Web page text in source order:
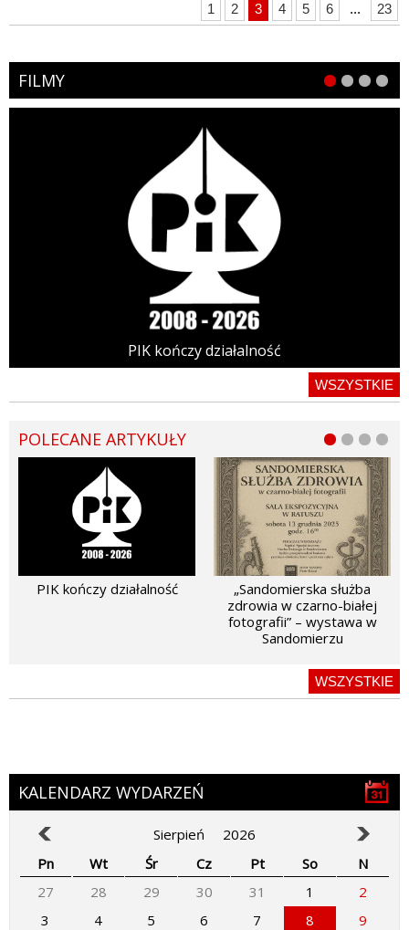
1 2 3 4 5 6 ... 23
FILMY
PIK kończy działalność
WSZYSTKIE
POLECANE ARTYKUŁY
PIK kończy działalność
„Sandomierska służba
zdrowia w czarno-białej
fotografii” – wystawa w
Sandomierzu
WSZYSTKIE
KALENDARZ WYDARZEŃ
Sierpień
2026
Pn
Wt Śr Cz Pt So
N
27
28 29 30 31 1
2
3
4 5 6 7 8
9